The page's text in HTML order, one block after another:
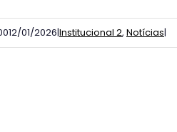
12/01/2026|Institucional 2, Notícias|